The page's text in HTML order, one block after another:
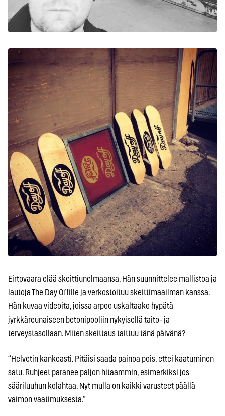
Eirtovaara elää skeittiunelmaansa. Hän suunnittelee mallistoa ja
lautoja The Day Offille ja verkostoituu skeittimaailman kanssa.
Hän kuvaa videoita, joissa arpoo uskaltaako hypätä
jyrkkäreunaiseen betonipooliin nykyisellä taito- ja
terveystasollaan. Miten skeittaus taittuu tänä päivänä?
“Helvetin kankeasti. Pitäisi saada painoa pois, ettei kaatuminen
satu. Ruhjeet paranee paljon hitaammin, esimerkiksi jos
sääriluuhun kolahtaa. Nyt mulla on kaikki varusteet päällä
vaimon vaatimuksesta.”